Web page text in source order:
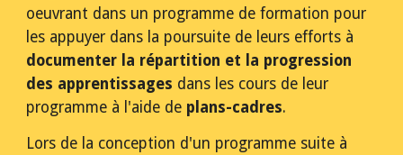
oeuvrant dans un programme de formation pour
documenter la répartition et la progression
des apprentissages dans les cours de leur
programme à l'aide de plans-cadres.
Lors de la conception d'un programme suite à